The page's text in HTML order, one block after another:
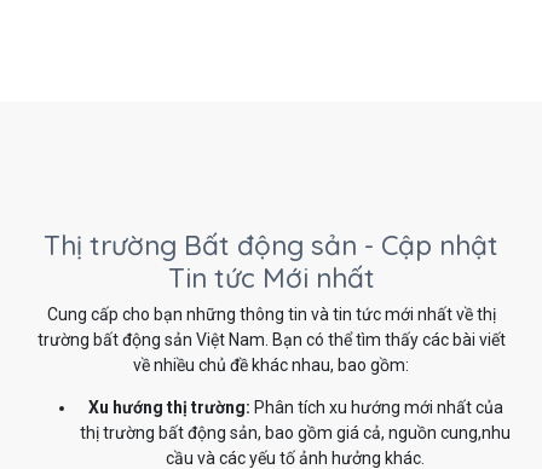
Thị trường Bất động sản - Cập nhật
Tin tức Mới nhất
Cung cấp cho bạn những thông tin và tin tức mới nhất về thị
trường bất động sản Việt Nam. Bạn có thể tìm thấy các bài viết
về nhiều chủ đề khác nhau, bao gồm:
Xu hướng thị trường: Phân tích xu hướng mới nhất của
thị trường bất động sản, bao gồm giá cả, nguồn cung,nhu
cầu và các yếu tố ảnh hưởng khác.